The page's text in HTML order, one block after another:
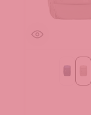
ocean